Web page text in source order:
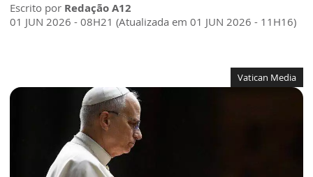
Escrito por Redação A12
01 JUN 2026 - 08H21 (Atualizada em 01 JUN 2026 - 11H16)
Vatican Media